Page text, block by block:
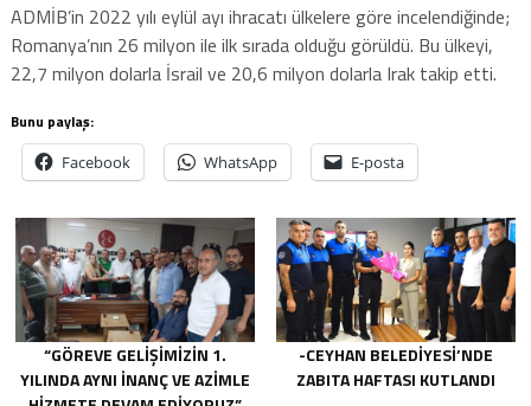
ADMİB’in 2022 yılı eylül ayı ihracatı ülkelere göre incelendiğinde;
Romanya’nın 26 milyon ile ilk sırada olduğu görüldü. Bu ülkeyi,
22,7 milyon dolarla İsrail ve 20,6 milyon dolarla Irak takip etti.
Bunu paylaş:
Facebook WhatsApp E-posta
“GÖREVE GELIŞIMIZIN 1.
YILINDA AYNI INANÇ VE AZIMLE
-CEYHAN BELEDIYESI’NDE
ZABITA HAFTASI KUTLANDI